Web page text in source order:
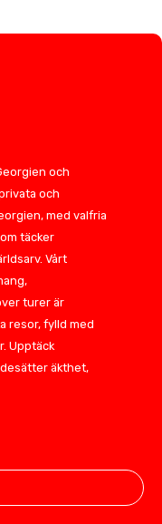
och
och
med valfria
täcker
Vårt
turer är
resor, fylld med
Upptäck
äkthet,